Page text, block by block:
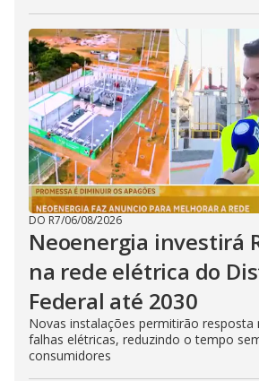
DO R7/06/08/2026
Neoenergia investirá
na rede elétrica do
Federal até 2030
Novas instalações permitirão resposta
falhas elétricas, reduzindo o tempo
consumidores